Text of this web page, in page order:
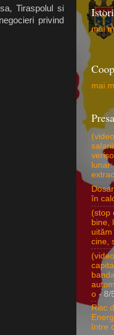
Tiraspolul si
privind
mai
mai
în
(stop
bine,
cine,
o - 8/
Risc
între